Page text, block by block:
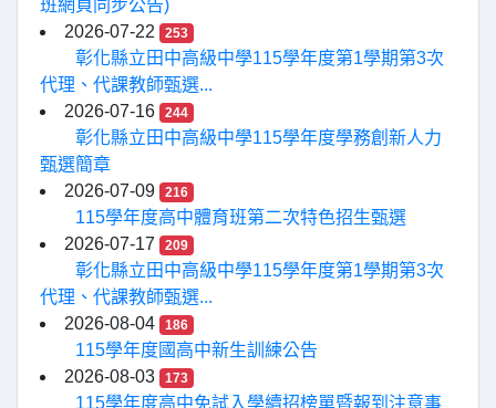
班網頁同步公告)
2026-07-22
253
彰化縣立田中高級中學115學年度第1學期第3次
代理、代課教師甄選...
2026-07-16
244
彰化縣立田中高級中學115學年度學務創新人力
甄選簡章
2026-07-09
216
115學年度高中體育班第二次特色招生甄選
2026-07-17
209
彰化縣立田中高級中學115學年度第1學期第3次
代理、代課教師甄選...
2026-08-04
186
115學年度國高中新生訓練公告
2026-08-03
173
115學年度高中免試入學續招榜單暨報到注意事